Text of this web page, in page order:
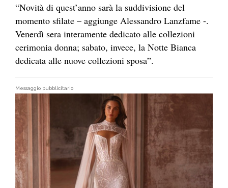
“Novità di quest’anno sarà la suddivisione del
momento sfilate – aggiunge Alessandro Lanzfame -.
Venerdì sera interamente dedicato alle collezioni
cerimonia donna; sabato, invece, la Notte Bianca
dedicata alle nuove collezioni sposa”.
Messaggio pubblicitario